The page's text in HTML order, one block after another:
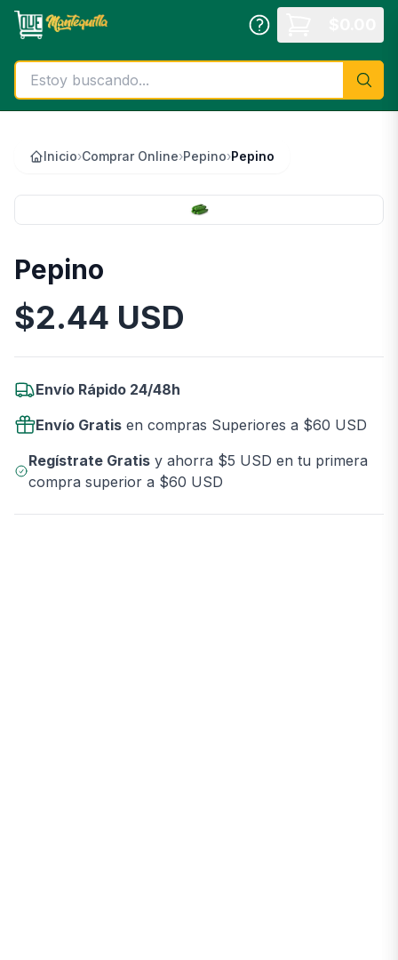
Saltar al contenido principal
Inicio›Comprar Online›Pepino›Pepino
Pepino
Información del Producto
$2.44 USD
Envío Rápido 24/48h
Envío Gratis en compras Superiores a $60 USD
Regístrate Gratisy ahorra $5 USD en tu primera
compra superior a $60 USD